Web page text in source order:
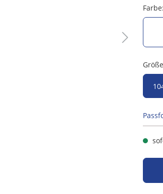
Farbe:
Größe